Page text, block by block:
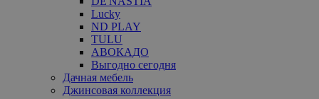
Lucky
ND PLAY
TULU
АВОКАДО
Выгодно сегодня
Дачная мебель
Джинсовая коллекция